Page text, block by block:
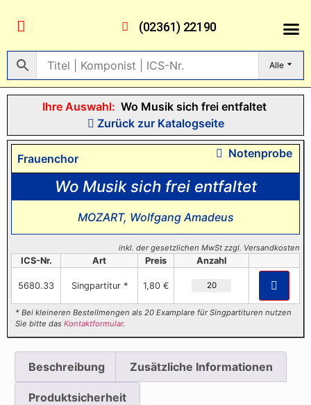
(02361) 22190
Alle
Ihre Auswahl: Wo Musik sich frei entfaltet
Zurück zur Katalogseite
Frauenchor Notenprobe
Wo Musik sich frei entfaltet
MOZART, Wolfgang Amadeus
inkl. der gesetzlichen MwSt zzgl. Versandkosten
ICS-Nr. Art Preis Anzahl
5680.33 Singpartitur * 1,80 €
* Bei kleineren Bestellmengen als 20 Examplare für Singpartituren nutzen
Sie bitte dasKontaktformular.
Beschreibung Zusätzliche Informationen
Produktsicherheit